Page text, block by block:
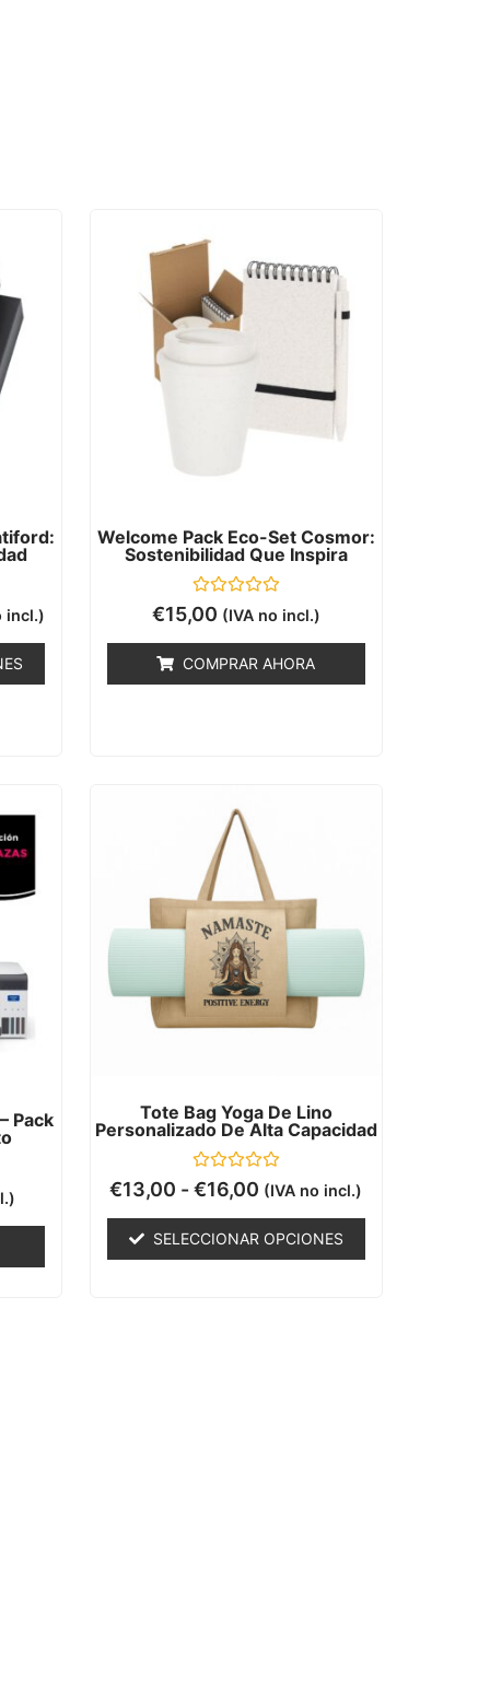
incl.)
Welcome Pack Eco-Set Cosmor:
Sostenibilidad Que Inspira
Valorado
con
5
€15,00 (IVA no incl.)
COMPRAR AHORA
Pack
Tote Bag Yoga De Lino
Personalizado De Alta Capacidad
Valorado
con
5
€13,00 -€16,00 (IVA no incl.)
SELECCIONAR OPCIONES